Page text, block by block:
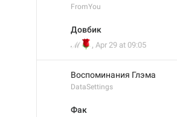
FromYou
Довбик
ℳ
🌹
, Apr 29 at 09:05
Воспоминания Глэма
DataSettings
Фак